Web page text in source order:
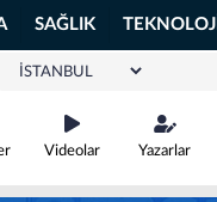
SAĞLIK TEKNOLOJİ
Videolar Yazarlar